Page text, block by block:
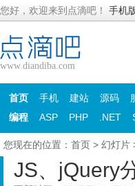
您好，欢迎来到点滴吧！ 手机
www.diandiba.com
首页 手机 建站 源码
编程
ASP PHP .NET
您现在的位置： 首页 > 幻灯片
JS、jQuery